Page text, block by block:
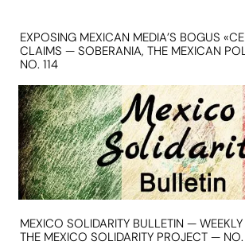
EXPOSING MEXICAN MEDIA’S BOGUS
CLAIMS — SOBERANIA, THE MEXICAN
NO. 114
MEXICO SOLIDARITY BULLETIN —
THE MEXICO SOLIDARITY PROJECT —